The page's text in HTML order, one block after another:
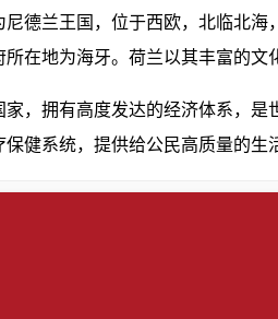
尼德兰王国，位于西欧，北临北
所在地为海牙。荷兰以其丰富的
家，拥有高度发达的经济体系，
保健系统，提供给公民高质量的